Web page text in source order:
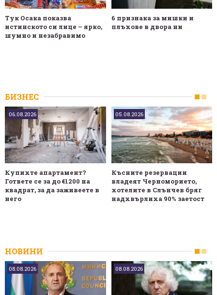
Тук Осака показва
истинското си лице – ярко,
шумно и незабравимо
6 признака за мишки и
плъхове в двора ни
БИЗНЕС
06.08.2026
Купихте апартамент?
Гответе се за до €1200 на
квадрат, за да заживеете в
него
05.08.2026
Късните резервации
владеят Черноморието,
хотелите в Слънчев бряг
надхвърлиха 90% заетост
НОВИНИ
08.08.2026 08.08.2026